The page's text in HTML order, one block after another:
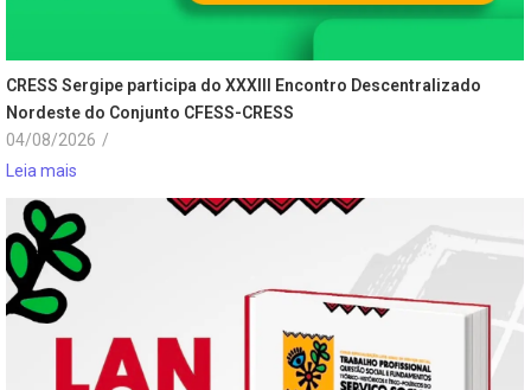
CRESS Sergipe participa do XXXIII Encontro Descentralizado
Nordeste do Conjunto CFESS-CRESS
04/08/2026 /
Leia mais